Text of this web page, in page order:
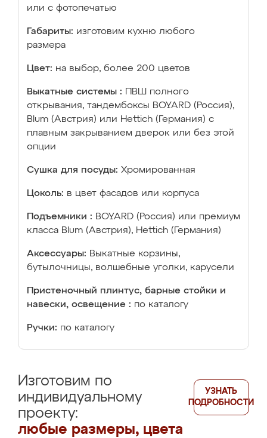
или с фотопечатью
Габариты: изготовим кухню любого
размера
Цвет: на выбор, более 200 цветов
Выкатные системы :
ПВШ полного
открывания, тандембоксы BOYARD (Россия),
Blum (Австрия) или Hettich (Германия) с
плавным закрыванием дверок или без этой
опции
Сушка для посуды: Хромированная
Цоколь: в цвет фасадов или корпуса
Подъемники : BOYARD (Россия) или премиум
класса Blum (Австрия), Hettich (Германия)
Аксессуары: Выкатные корзины,
бутылочницы, волшебные уголки, карусели
Пристеночный плинтус, барные стойки и
навески, освещение : по каталогу
Ручки: по каталогу
Изготовим по
индивидуальному
проекту:
любые размеры, цвета
УЗНАТЬ
ПОДРОБНОСТИ